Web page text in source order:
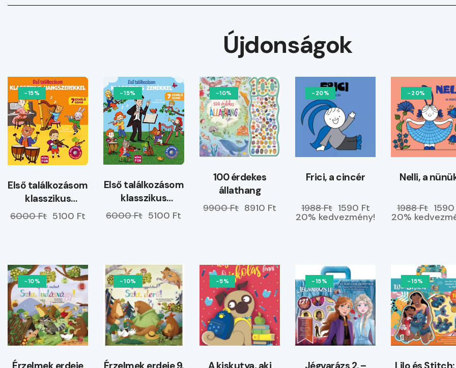
Újdonságok
-15%
Első találkozásom
klasszikus
hangszerekkel
6000 Ft 5100 Ft
-15%
Első találkozásom
klasszikus
zenékkel
6000 Ft 5100 Ft
-10%
100 érdekes
állathang
9900 Ft 8910 Ft
-20%
Frici, a cincér
1988 Ft 1590 Ft
20% kedvezmény!
-20%
Nelli, a
1988 Ft
20%
-10%
Érzelmek erdeje
-10%
Érzelmek erdeje 9.
-5%
A kiskutya, aki
-15%
Jégvarázs 2. –
-15%
Lilo és Stitch: